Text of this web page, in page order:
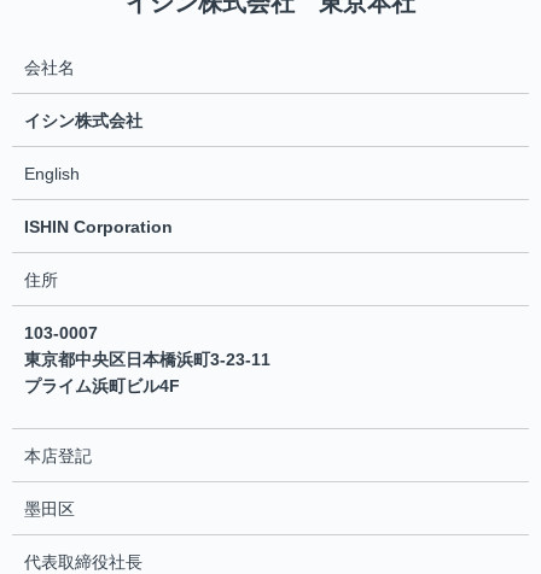
会社名
イシン株式会社
English
ISHIN Corporation
住所
103-0007
東京都中央区日本橋浜町3-23-11
プライム浜町ビル4F
本店登記
墨田区
代表取締役社長